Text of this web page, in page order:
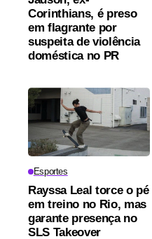
Corinthians, é preso
em flagrante por
suspeita de violência
doméstica no PR
Esportes
Rayssa Leal torce o pé
em treino no Rio, mas
garante presença no
SLS Takeover